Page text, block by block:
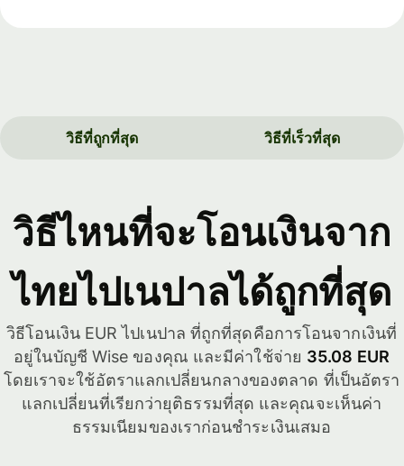
วิธีที่ถูกที่สุด วิธีที่เร็วที่สุด
วิธีไหนที่จะโอนเงินจาก
ไทยไปเนปาลได้ถูกที่สุด
วิธีโอนเงิน EUR ไปเนปาล ที่ถูกที่สุดคือการโอนจากเงินที่
อยู่ในบัญชี Wise ของคุณ และมีค่าใช้จ่าย 35.08 EUR
โดยเราจะใช้อัตราแลกเปลี่ยนกลางของตลาด ที่เป็นอัตรา
แลกเปลี่ยนที่เรียกว่ายุติธรรมที่สุด และคุณจะเห็นค่า
ธรรมเนียมของเราก่อนชำระเงินเสมอ